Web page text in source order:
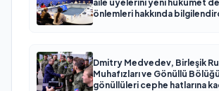
aile üyelerini yeni hükümet
önlemleri hakkında
Dmitry Medvedev, Birleşik
Muhafızları ve Gönüllü
gönüllüleri cephe hatlarına